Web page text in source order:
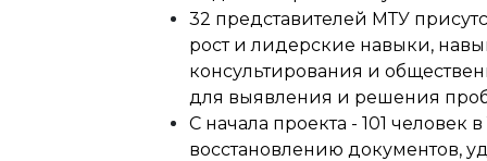
32 представителей МТУ
рост и лидерские навыки,
консультирования и
для выявления и решения
С начала проекта - 101
восстановлению документов,